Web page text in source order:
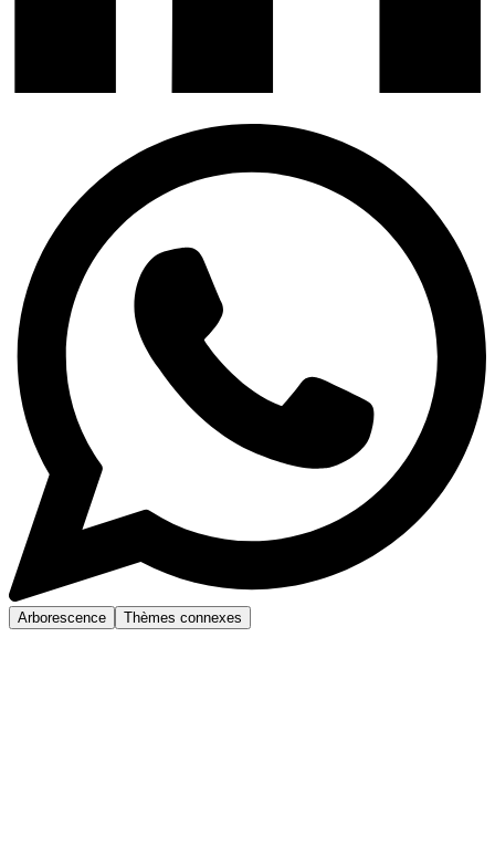
Arborescence Thèmes connexes